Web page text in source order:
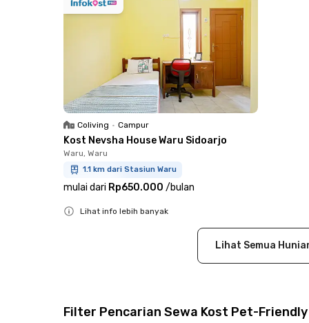
Coliving • Campur
Kost Nevsha House Waru Sidoarjo
Waru, Waru
1.1 km dari Stasiun Waru
mulai dari Rp650.000 /bulan
Lihat info lebih banyak
Lihat Semua
Filter Pencarian Sewa Kost Pet-